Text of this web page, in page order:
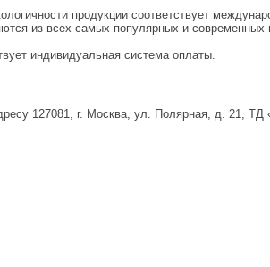
продукции соответствует
из всех самых популярных и современных
индивидуальная система оплаты.
127081, г. Москва, ул. Полярная, д. 21, ТД